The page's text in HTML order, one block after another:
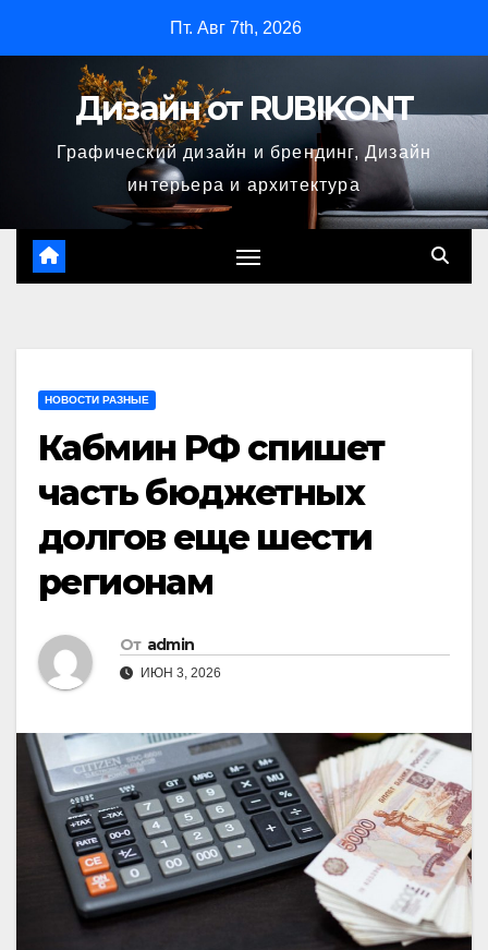
содержимому
Пт. Авг 7th, 2026
Дизайн от RUBIKONT
Графический дизайн и брендинг, Дизайн
интерьера и архитектура
НОВОСТИ РАЗНЫЕ
Кабмин РФ спишет
часть бюджетных
долгов еще шести
регионам
От admin
ИЮН 3, 2026